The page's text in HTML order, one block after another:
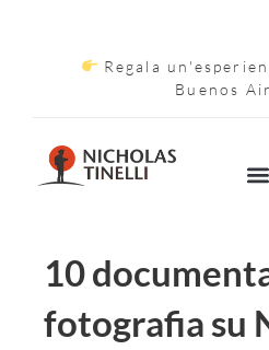
Regala
Buenos
10
fotografia su